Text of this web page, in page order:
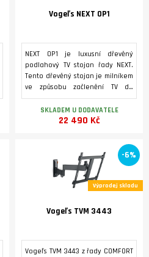
Vogeľs NEXT OP1
NEXT OP1 je luxusní dřevěný
podlahový TV stojan řady NEXT.
Tento dřevěný stojan je milníkem
ve způsobu začlenění TV do
současných interiérů.
Jednoduchý ale přesto
ohromující skandinávský design
materiály vrací vaši TV do srdce
místnosti. Jeho elegantní, čisté
linie vyzdvihující přirozenost
dřeva, formují stojan, který
obohatí váš životní prostor.
SKLADEM U DODAVATELE
22 490 Kč
Výprodej skladu
-6%
Vogeľs TVM 3443
Vogeľs TVM 3443 z řady COMFORT